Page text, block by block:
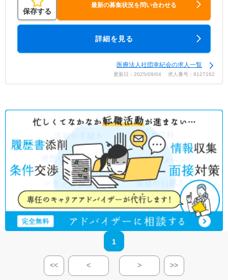
保存する
最新の募集状況を問い合わせる
詳細を見る
医療法人社団幸紀会の求人一覧
更新日：2025/09/04 求人番号：9127162
1
<< < > >>